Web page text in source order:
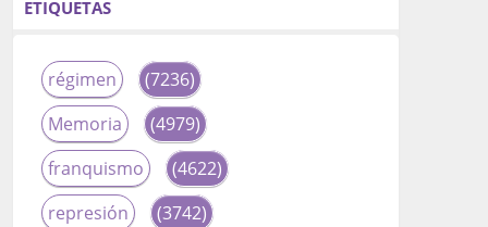
ETIQUETAS
régimen
(7236)
Memoria
(4979)
franquismo
(4622)
represión
(3742)